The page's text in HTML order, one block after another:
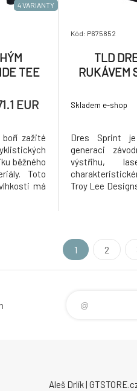
4 VARIANTY
TEE
EUR
zažité
běžného
Toto
má
Kód: P675852
TLD
RUKÁVEM
Skladem e-shop
Dres Sprint
generaci
výstřihu,
Troy Lee
volbou pr
1 2
Aleš Drlík |